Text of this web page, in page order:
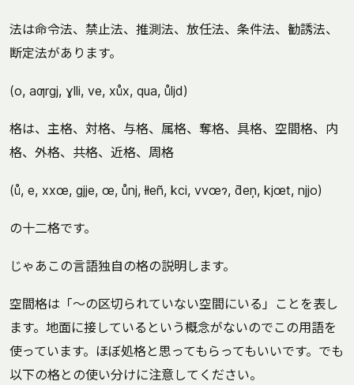
法は命令法、禁止法、推測法、放任法、条件法、勧誘法、
断定法があります。
(o, aƣrgj, ɣlli, ve, xůx, qua, ůljd)
格は、主格、対格、与格、属格、奪格、具格、空間格、内
格、外格、共格、近格、周格
(ů, e, xxœ, gjje, œ, ůnj, łłeñ, kci, vvœɂ, ƌeņ, kjœt, njjo)
の十二格です。
じゃあこの言語独自の格の説明します。
空間格は「〜の区切られていない空間にいる」ことを表し
ます。地面に接しているという概念がないのでこの用語を
使っています。ほぼ処格と思ってもらってもいいです。でも
以下の格との使い分けに注意してください。